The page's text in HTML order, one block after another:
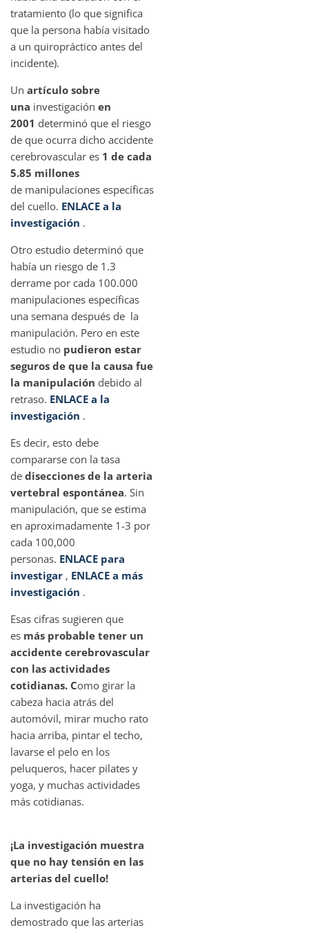
tratamiento (lo que significa
que la persona había visitado
a un quiropráctico antes del
incidente).
Un artículo sobre
una investigación en
2001 determinó que el riesgo
de que ocurra dicho accidente
cerebrovascular es 1 de cada
5.85 millones
de manipulaciones específicas
del cuello. ENLACE a la
investigación .
Otro estudio determinó que
había un riesgo de 1.3
derrame por cada 100.000
manipulaciones específicas
una semana después de la
manipulación. Pero en este
estudio no pudieron estar
seguros de que la causa fue
la manipulación debido al
retraso. ENLACE a la
investigación .
Es decir, esto debe
compararse con la tasa
de disecciones de la arteria
vertebral espontánea. Sin
manipulación, que se estima
en aproximadamente 1-3 por
cada 100,000
personas. ENLACE para
investigar , ENLACE a más
investigación .
Esas cifras sugieren que
es más probable tener un
accidente cerebrovascular
con las actividades
cotidianas. Como girar la
cabeza hacia atrás del
automóvil, mirar mucho rato
hacia arriba, pintar el techo,
lavarse el pelo en los
peluqueros, hacer pilates y
yoga, y muchas actividades
más cotidianas.
¡La investigación muestra
que no hay tensión en las
arterias del cuello!
La investigación ha
demostrado que las arterias